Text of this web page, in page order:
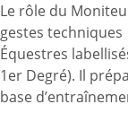
Le rôle du
gestes
Équestres
1er Degré). Il
base